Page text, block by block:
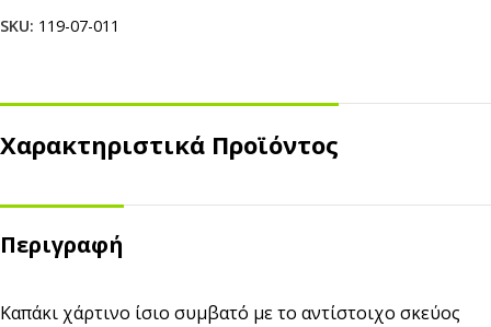
SKU: 119-07-011
Χαρακτηριστικά Προϊόντος
Περιγραφή
Καπάκι χάρτινο ίσιο συμβατό με το αντίστοιχο σκεύος